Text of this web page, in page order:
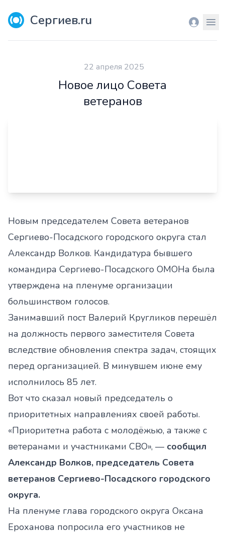
Сергиев.ru Вход
22 апреля 2025
Новое лицо Совета
ветеранов
Новым председателем Совета ветеранов
Сергиево-Посадского городского округа стал
Александр Волков. Кандидатура бывшего
командира Сергиево-Посадского ОМОНа была
утверждена на пленуме организации
большинством голосов.
Занимавший пост Валерий Кругликов перешёл
на должность первого заместителя Совета
вследствие обновления спектра задач, стоящих
перед организацией. В минувшем июне ему
исполнилось 85 лет.
Вот что сказал новый председатель о
приоритетных направлениях своей работы.
«Приоритетна работа с молодёжью, а также с
ветеранами и участниками СВО», — сообщил
Александр Волков, председатель Совета
ветеранов Сергиево-Посадского городского
округа.
На пленуме глава городского округа Оксана
Ероханова попросила его участников не